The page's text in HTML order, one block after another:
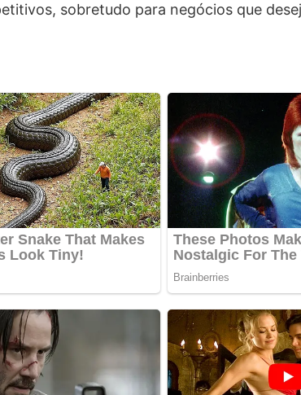
sobretudo para negócios que